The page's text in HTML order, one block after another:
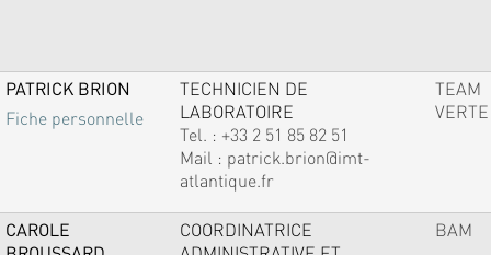
PATRICK BRION
Fiche personnelle
TECHNICIEN DE
LABORATOIRE
Tel. : +33 2 51 85 82 51
Mail : patrick.brion@imt-
atlantique.fr
TEAM
VERTE
CAROLE
COORDINATRICE
BAM